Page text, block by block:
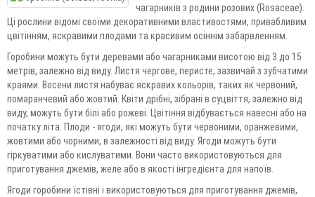
чагарників з родини розових (Rosaceae).
Ці рослини відомі своїми декоративними властивостями, привабливим
цвітінням, яскравими плодами та красивим осіннім забарвленням.
Горобини можуть бути деревами або чагарниками висотою від 3 до 15
метрів, залежно від виду. Листя чергове, перисте, зазвичай з зубчатими
краями. Восени листя набуває яскравих кольорів, таких як червоний,
помаранчевий або жовтий. Квіти дрібні, зібрані в суцвіття, залежно від
виду, можуть бути білі або рожеві. Цвітіння відбувається навесні або на
початку літа. Плоди - ягоди, які можуть бути червоними, оранжевими,
жовтими або чорними, в залежності від виду. Ягоди можуть бути
гіркуватими або кислуватими. Вони часто використовуються для
приготування джемів, желе або в якості інгредієнта для напоїв.
Ягоди горобини їстівні і використовуються для приготування джемів,